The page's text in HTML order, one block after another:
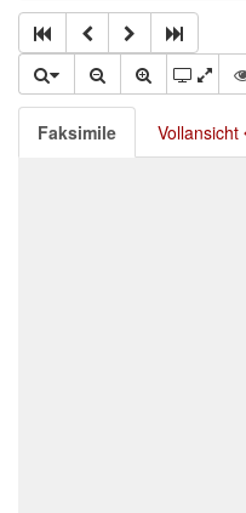
Faksimile Vollansicht